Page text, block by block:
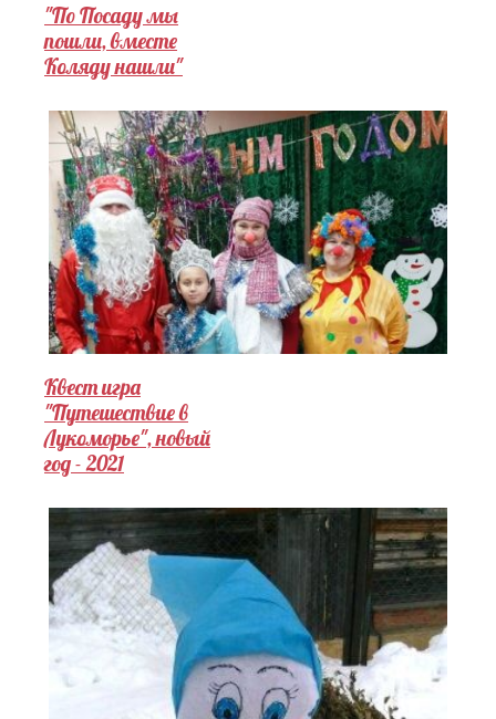
"По Посаду мы
пошли, вместе
Коляду нашли"
Квест игра
"Путешествие в
Лукоморье", новый
год - 2021